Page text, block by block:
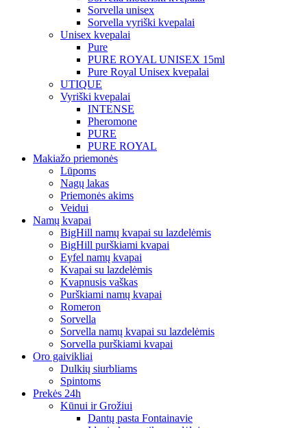
Sorvella unisex
Sorvella vyriški kvepalai
Unisex kvepalai
Pure
PURE ROYAL UNISEX 15ml
Pure Royal Unisex kvepalai
UTIQUE
Vyriški kvepalai
INTENSE
Pheromone
PURE
PURE ROYAL
Makiažo priemonės
Lūpoms
Nagų lakas
Priemonės akims
Veidui
Namų kvapai
BigHill namų kvapai su lazdelėmis
BigHill purškiami kvapai
Eyfel namų kvapai
Kvapai su lazdelėmis
Kvapnusis vaškas
Purškiami namų kvapai
Romeron
Sorvella
Sorvella namų kvapai su lazdelėmis
Sorvella purškiami kvapai
Oro gaivikliai
Dulkių siurbliams
Spintoms
Prekės 24h
Kūnui ir Grožiui
Dantų pasta Fontainavie